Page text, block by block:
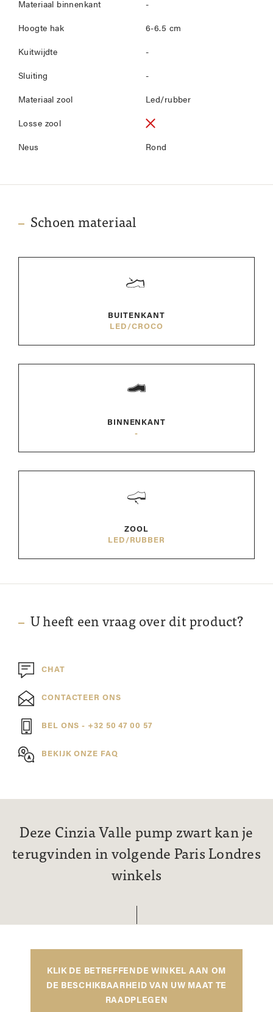
Materiaal binnenkant -
Hoogte hak 6-6.5 cm
Kuitwijdte -
Sluiting -
Materiaal zool Led/rubber
Losse zool
Neus Rond
Schoen materiaal
BUITENKANT
LED/CROCO
BINNENKANT
-
ZOOL
LED/RUBBER
U heeft een vraag over dit product?
CHAT
CONTACTEER ONS
BEL ONS - +32 50 47 00 57
BEKIJK ONZE FAQ
Deze Cinzia Valle pump zwart kan je
terugvinden in volgende Paris Londres
winkels
KLIK DE BETREFFENDE WINKEL AAN OM
DE BESCHIKBAARHEID VAN UW MAAT TE
RAADPLEGEN